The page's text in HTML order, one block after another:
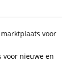
voor
voor nieuwe en